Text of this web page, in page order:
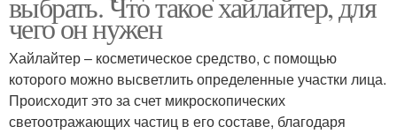
чего он нужен
Хайлайтер – косметическое средство, с помощью
которого можно высветлить определенные участки лица.
Происходит это за счет микроскопических
светоотражающих частиц в его составе, благодаря